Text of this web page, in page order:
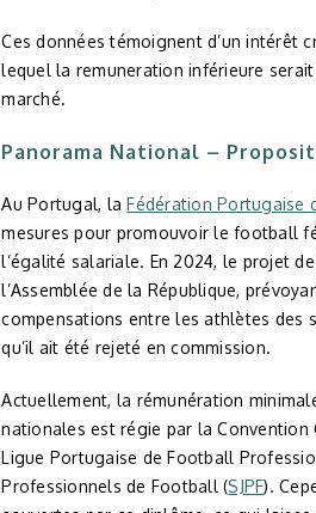
Ces données témoignent d’un intérêt
lequel la remuneration inférieure
marché.
Panorama National –
Au Portugal, laFédération Portugaise
mesures pour promouvoir le football
l’égalité salariale. En 2024, le projet
l’Assemblée de la République,
compensations entre les athlètes des
qu’il ait été rejeté en commission.
Actuellement, la rémunération
nationales est régie par la Convention
Ligue Portugaise de Football
Professionnels de Football (SJPF).